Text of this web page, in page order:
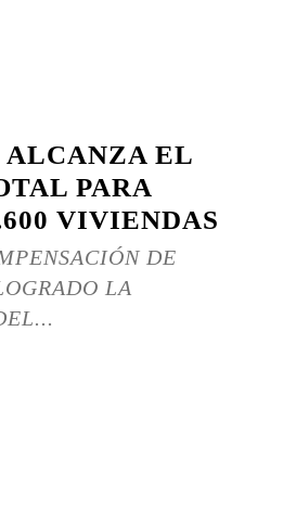
ALCANZA EL
PARA
VIVIENDAS
DE
LA